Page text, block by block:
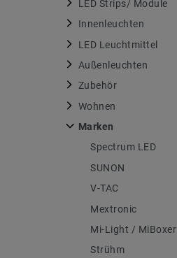
LED Strips/ Module
Innenleuchten
LED Leuchtmittel
Außenleuchten
Zubehör
Wohnen
Marken
Spectrum LED
SUNON
V-TAC
Mextronic
Mi-Light / MiBoxer
Strühm